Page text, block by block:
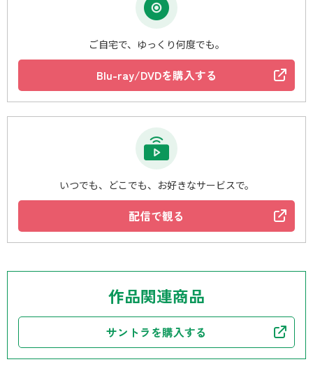
ご自宅で、ゆっくり何度でも。
Blu-ray/DVDを購入する
いつでも、どこでも、お好きなサービスで。
配信で観る
作品関連商品
サントラを購入する